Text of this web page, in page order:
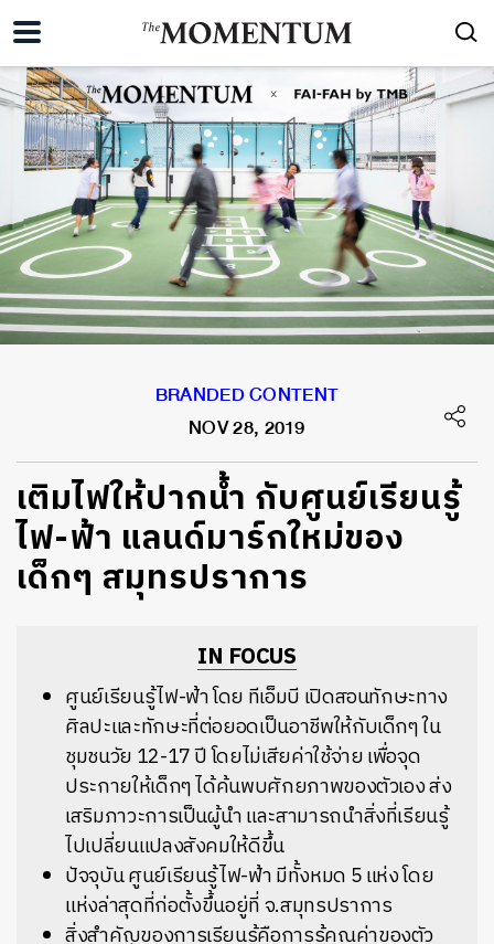
BRANDED CONTENT
NOV 28, 2019
เติมไฟให้ปากน้ำ กับศูนย์เรียนรู้
ไฟ-ฟ้า แลนด์มาร์กใหม่ของ
เด็กๆ สมุทรปราการ
IN FOCUS
ศูนย์เรียนรู้ไฟ-ฟ้า โดย ทีเอ็มบี เปิดสอนทักษะทาง
ศิลปะและทักษะที่ต่อยอดเป็นอาชีพให้กับเด็กๆ ใน
ชุมชนวัย 12-17 ปี โดยไม่เสียค่าใช้จ่าย เพื่อจุด
ประกายให้เด็กๆ ได้ค้นพบศักยภาพของตัวเอง ส่ง
เสริมภาวะการเป็นผู้นำ และสามารถนำสิ่งที่เรียนรู้
ไปเปลี่ยนแปลงสังคมให้ดีขึ้น
ปัจจุบัน ศูนย์เรียนรู้ไฟ-ฟ้า มีทั้งหมด 5 แห่ง โดย
แห่งล่าสุดที่ก่อตั้งขึ้นอยู่ที่ จ.สมุทรปราการ
สิ่งสำคัญของการเรียนรู้คือการรู้คุณค่าของตัว